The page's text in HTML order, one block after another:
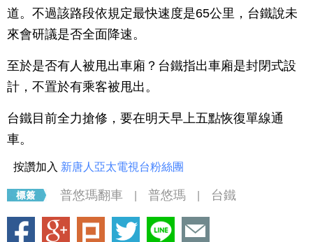
道。不過該路段依規定最快速度是65公里，台鐵說未
來會研議是否全面降速。
至於是否有人被甩出車廂？台鐵指出車廂是封閉式設
計，不置於有乘客被甩出。
台鐵目前全力搶修，要在明天早上五點恢復單線通
車。
按讚加入 新唐人亞太電視台粉絲團
普悠瑪翻車 普悠瑪 台鐵